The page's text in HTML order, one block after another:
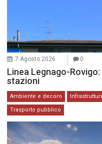
7 Agosto 2026 0
Linea Legnago-
stazioni
Ambiente e decoro
Trasporto pubblico